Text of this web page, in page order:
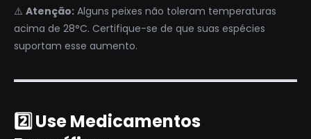
⚠️ Atenção: Alguns peixes não toleram temperaturas
acima de 28°C. Certifique-se de que suas espécies
suportam esse aumento.
2️⃣ Use Medicamentos